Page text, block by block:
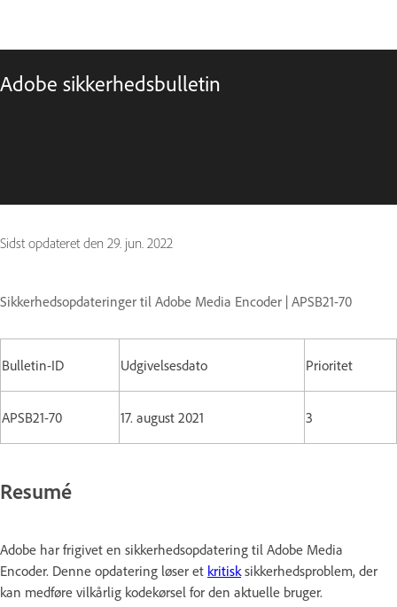
Adobe sikkerhedsbulletin
Sidst opdateret den 29. jun. 2022
Sikkerhedsopdateringer til Adobe Media Encoder | APSB21-70
Bulletin-ID Udgivelsesdato Prioritet
APSB21-70 17. august 2021 3
Resumé
Adobe har frigivet en sikkerhedsopdatering til Adobe Media
Encoder. Denne opdatering løser et kritisk sikkerhedsproblem, der
kan medføre vilkårlig kodekørsel for den aktuelle bruger.